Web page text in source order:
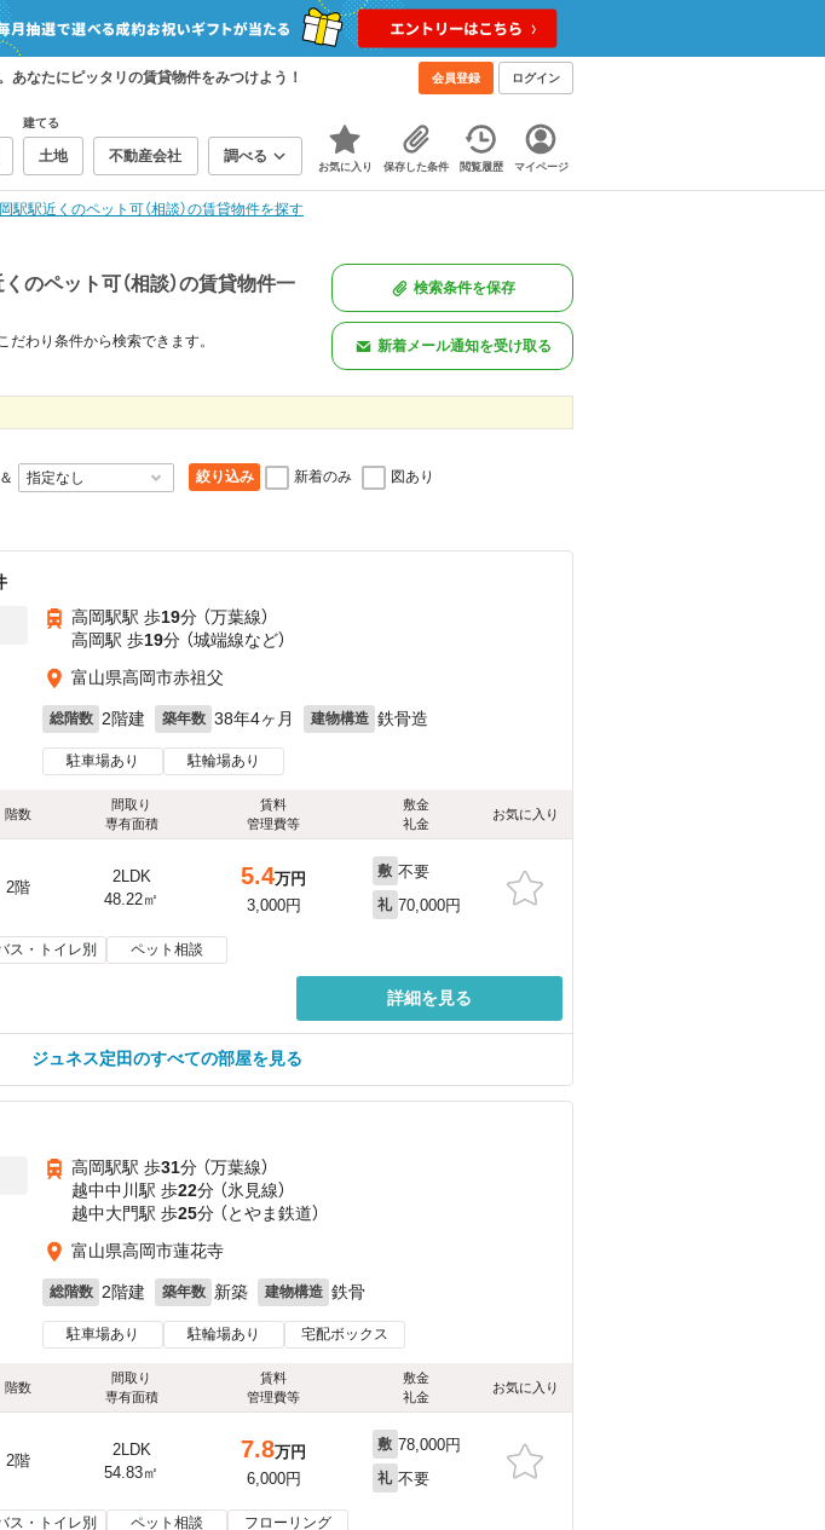
あなたにピッタリの賃貸物件をみつけよう！ 会員登録 ログイン
建てる
土地 不動産会社 調べる
お気に入り 保存した条件 閲覧履歴 マイページ
駅駅近くのペット可（相談）の賃貸物件を探す
のペット可（相談）の賃貸物件一
だわり条件から検索できます。
検索条件を保存
新着メール通知を受け取る
＆ 絞り込み 新着のみ 図あり
高岡駅駅 歩19分 （万葉線）
高岡駅 歩19分 （城端線など）
富山県高岡市赤祖父
総階数 2階建 築年数 38年4ヶ月 建物構造 鉄骨造
駐車場あり 駐輪場あり
階数
間取り
専有面積
賃料
管理費等
敷金
礼金
お気に入り
2階
2LDK
48.22㎡
5.4万円
3,000円
敷 不要
礼 70,000円
ス・トイレ別 ペット相談
詳細を見る
ジュネス定田のすべての部屋を見る
高岡駅駅 歩31分 （万葉線）
越中中川駅 歩22分 （氷見線）
越中大門駅 歩25分 （とやま鉄道）
富山県高岡市蓮花寺
総階数 2階建 築年数 新築 建物構造 鉄骨
駐車場あり 駐輪場あり 宅配ボックス
階数
間取り
専有面積
賃料
管理費等
敷金
礼金
お気に入り
2階
2LDK
54.83㎡
7.8万円
6,000円
敷 78,000円
礼 不要
ス・トイレ別 ペット相談 フローリング